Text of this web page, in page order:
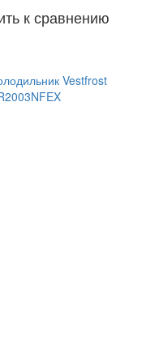
к сравнению
Vestfrost